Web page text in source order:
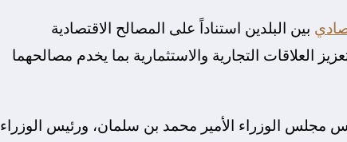
بين البلدين استناداً على المصالح الاقتصادية
العلاقات التجارية والاستثمارية بما يخدم مصالحهما
مجلس الوزراء الأمير محمد بن سلمان، ورئيس الوزراء